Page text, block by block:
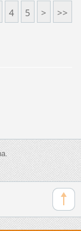
4 5 > >>